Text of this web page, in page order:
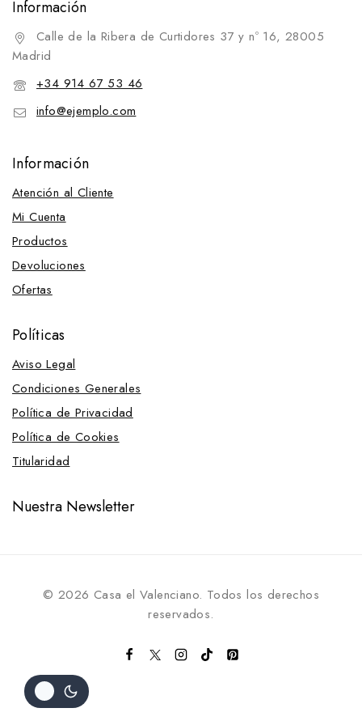
Competición
Cazadoras y chalecos
Inicio
Cepillos y bruzas
Cuidado de piel
Cercados eléctricos
Cincha XpandGirth y repuestos
Cinchas
Hebillas de cincha
Cinchas
Cinchuelos
Clavos
Comederos
Competición
Complementos de vestir
Complementos de calzado
Protección del jinete
Establo, Guadarnés y Pista
Correas de espuela
Cortesía
Cubrecolas
Información
Calle de la Ribera de Curtidores 37 y nº 16, 28005
Madrid
+34 914 67 53 46
info@ejemplo.com
Información
Atención al Cliente
Mi Cuenta
Productos
Devoluciones
Ofertas
Políticas
Aviso Legal
Condiciones Generales
Política de Privacidad
Política de Cookies
Titularidad
Nuestra Newsletter
© 2026 Casa el Valenciano. Todos los derechos
reservados.